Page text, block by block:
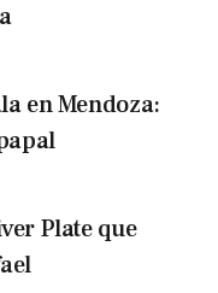
en Mendoza:
Plate que